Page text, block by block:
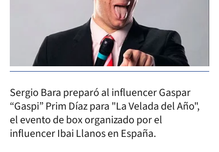
Sergio Bara preparó al influencer Gaspar
“Gaspi” Prim Díaz para "La Velada del Año",
el evento de box organizado por el
influencer Ibai Llanos en España.